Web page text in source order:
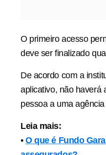
O primeiro acesso
deve ser finalizado
De acordo com a
aplicativo, não haverá
pessoa a uma
Leia mais:
•O que é Fundo